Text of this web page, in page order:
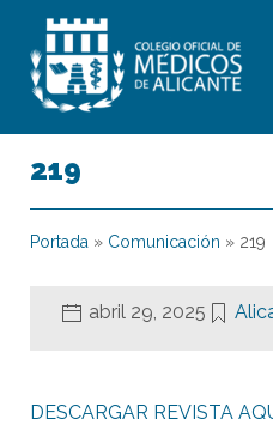
219
Portada » Comunicación » 219
abril 29, 2025
DESCARGAR REVISTA